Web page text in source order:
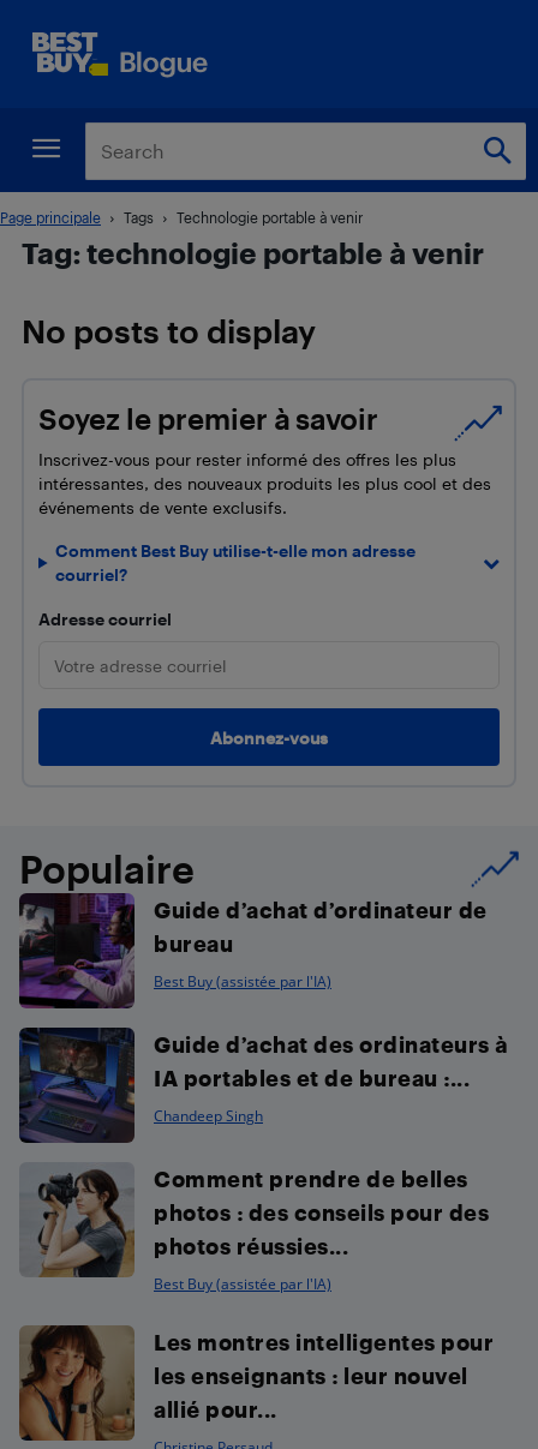
Page principale Tags Technologie portable à venir
Tag: technologie portable à venir
No posts to display
Soyez le premier à savoir
Inscrivez-vous pour rester informé des offres les plus
intéressantes, des nouveaux produits les plus cool et des
événements de vente exclusifs.
Comment Best Buy utilise-t-elle mon adresse
courriel?
Adresse courriel
Populaire
Guide d’achat d’ordinateur de
bureau
Best Buy (assistée par l'IA)
Guide d’achat des ordinateurs à
IA portables et de bureau :...
Chandeep Singh
Comment prendre de belles
photos : des conseils pour des
photos réussies...
Best Buy (assistée par l'IA)
Les montres intelligentes pour
les enseignants : leur nouvel
allié pour...